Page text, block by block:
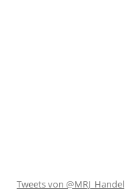
Tweets von @MRJ_Handel